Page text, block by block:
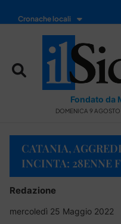
Cronache locali
Fondato da
DOMENICA 9
CATANIA,
INCINTA: 28ENNE
Redazione
mercoledì 25 Maggio 2022